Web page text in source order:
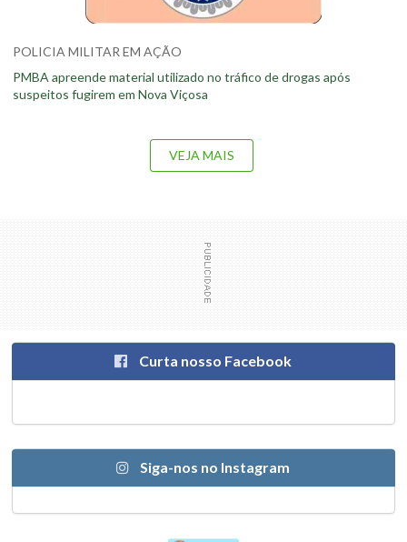
POLICIA MILITAR EM AÇÃO
PMBA apreende material utilizado no tráfico de drogas após
suspeitos fugirem em Nova Viçosa
VEJA MAIS
Curta nosso Facebook
Siga-nos no Instagram